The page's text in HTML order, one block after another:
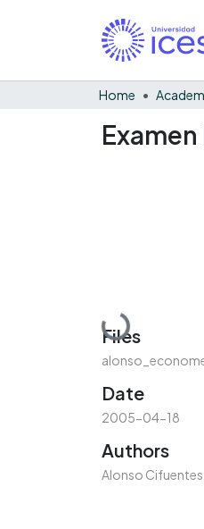
Home
Loading...
Files
Date
2005-04-18
Authors
Alonso